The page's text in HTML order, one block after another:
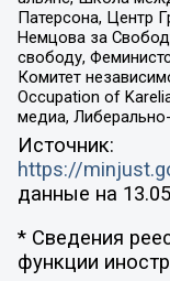
Патерсона, Центр
Немцова за
свободу,
Комитет
Occupation of
медиа,
Источник:
https://
данные на
* Сведения
функции